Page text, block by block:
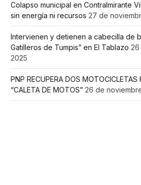
Colapso municipal en Contralmirante
sin energía ni recursos 27 de
Intervienen y detienen a cabecilla de
Gatilleros de Tumpis” en El Tablazo
2025
PNP RECUPERA DOS MOTOCICLETAS
“CALETA DE MOTOS” 26 de